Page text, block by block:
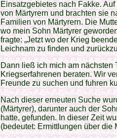
Einsatzgebietes nach Fakke.
von Märtyrern und brachten sie
Familien von Märtyrern. Die
wo mein Sohn Märtyrer
fragte: „Jetzt wo der Krieg
Leichnam zu finden und
Dann ließ ich mich am nächsten
Kriegserfahrenen beraten. Wir
Freunde zu suchen und fuhren
Nach dieser erneuten Suche
(Märtyrer), darunter auch der
hatte, gefunden. In dieser Zeit
(bedeutet: Ermittlungen über die